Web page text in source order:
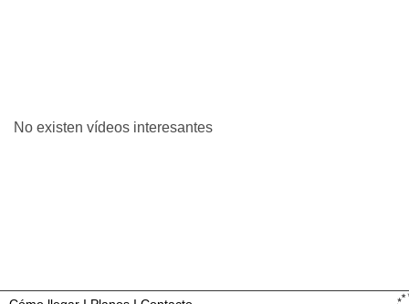
No existen vídeos interesantes